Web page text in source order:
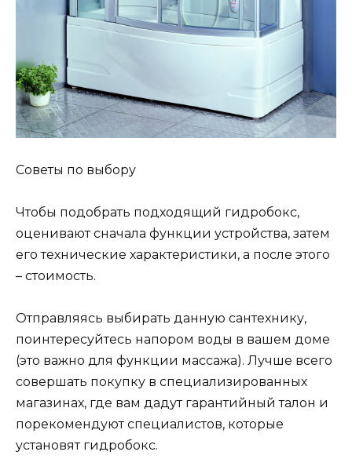
Советы по выбору
Чтобы подобрать подходящий гидробокс,
оценивают сначала функции устройства, затем
его технические характеристики, а после этого
– стоимость.
Отправляясь выбирать данную сантехнику,
поинтересуйтесь напором воды в вашем доме
(это важно для функции массажа). Лучше всего
совершать покупку в специализированных
магазинах, где вам дадут гарантийный талон и
порекомендуют специалистов, которые
установят гидробокс.